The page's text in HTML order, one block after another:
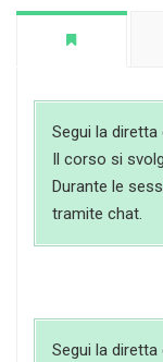
Segui la
Il corso si
Durante le
tramite chat.
Segui la